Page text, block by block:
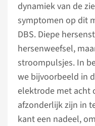
dynamiek van de
symptomen op dit
DBS. Diepe
hersenweefsel,
stroompulsjes. In
we bijvoorbeeld in
elektrode met acht
afzonderlijk zijn in
kant een nadeel,